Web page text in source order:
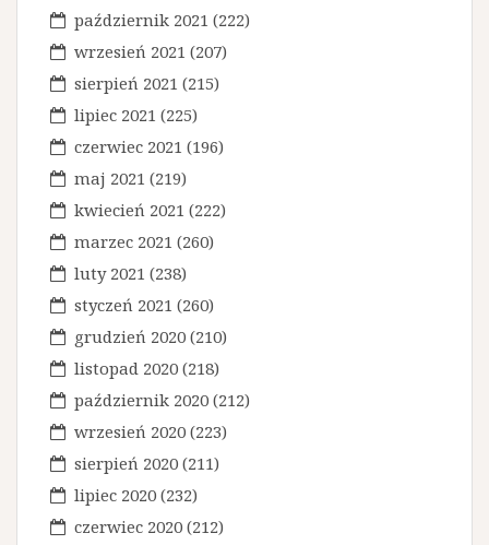
październik 2021 (222)
wrzesień 2021 (207)
sierpień 2021 (215)
lipiec 2021 (225)
czerwiec 2021 (196)
maj 2021 (219)
kwiecień 2021 (222)
marzec 2021 (260)
luty 2021 (238)
styczeń 2021 (260)
grudzień 2020 (210)
listopad 2020 (218)
październik 2020 (212)
wrzesień 2020 (223)
sierpień 2020 (211)
lipiec 2020 (232)
czerwiec 2020 (212)